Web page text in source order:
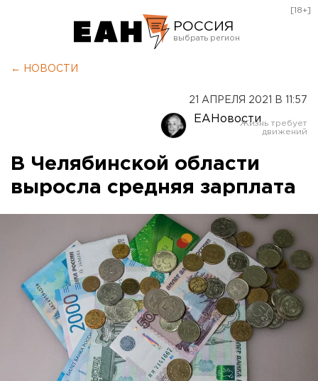
РОССИЯ
Оренбург
[18+]
← НОВОСТИ
21 АПРЕЛЯ 2021 В 11:57
ЕАНовости
В Челябинской области
выросла средняя зарплата